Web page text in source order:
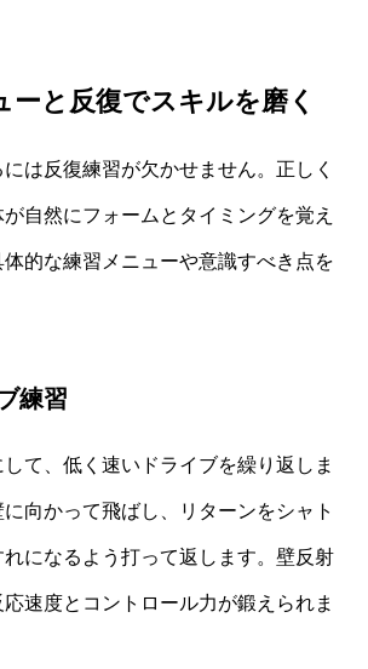
ーと反復でスキルを磨く
は反復練習が欠かせません。正しく
自然にフォームとタイミングを覚え
体的な練習メニューや意識すべき点を
練習
て、低く速いドライブを繰り返しま
向かって飛ばし、リターンをシャト
になるよう打って返します。壁反射
速度とコントロール力が鍛えられま